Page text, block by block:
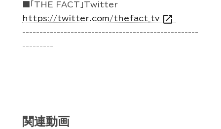
■「THE FACT」Twitter
https://twitter.com/thefact_tv open_in_new
---------------------------------------------------
---------
関連動画